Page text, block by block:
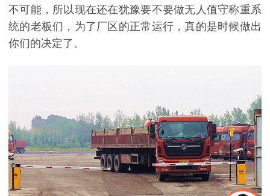
不可能，所以现在还在犹豫要不要做无人值守称重系
统的老板们，为了厂区的正常运行，真的是时候做出
你们的决定了。